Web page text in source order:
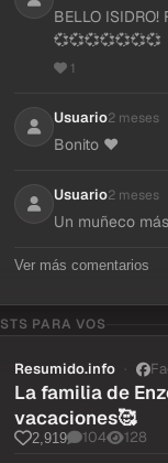
BELLO ISIDRO!
💞💞💞💞💞💞💞
1
Usuario2 meses
Bonito ❤️
Usuario2 meses
Un muñeco
Ver más comentarios
PARA VOS
Resumido.info
La familia de
vacaciones🥰
2,919 104 128